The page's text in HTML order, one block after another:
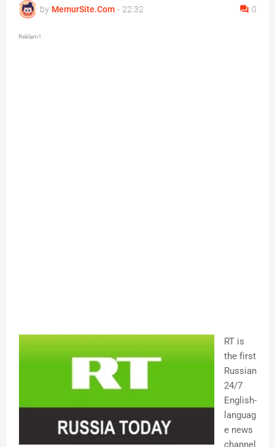
by MemurSite.Com - 22:32 0
Reklam1
RT is
the first
Russian
24/7
English-
languag
e news
channel